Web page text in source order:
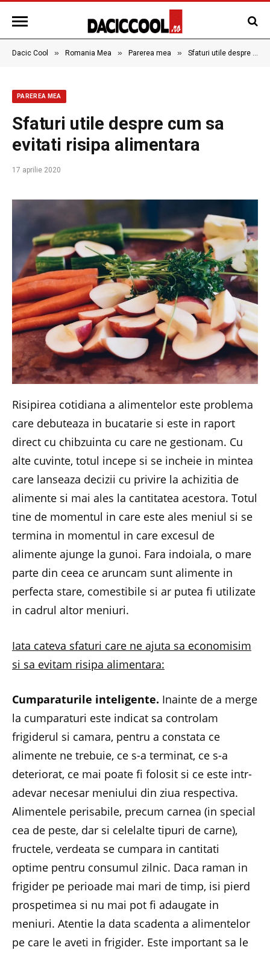
Dacic Cool » Romania Mea » Parerea mea » Sfaturi utile despre cum sa evitati risipa alimentara
PAREREA MEA
Sfaturi utile despre cum sa
evitati risipa alimentara
17 aprilie 2020
Risipirea cotidiana a alimentelor este problema
care debuteaza in bucatarie si este in raport
direct cu chibzuinta cu care ne gestionam. Cu
alte cuvinte, totul incepe si se incheie in mintea
care lanseaza decizii cu privire la achizitia de
alimente si mai ales la cantitatea acestora. Totul
tine de momentul in care este ales meniul si se
termina in momentul in care excesul de
alimente ajunge la gunoi. Fara indoiala, o mare
parte din ceea ce aruncam sunt alimente in
perfecta stare, comestibile si ar putea fi utilizate
in cadrul altor meniuri.
Iata cateva sfaturi care ne ajuta sa economisim
si sa evitam risipa alimentara:
Cumparaturile inteligente. Inainte de a merge
la cumparaturi este indicat sa controlam
frigiderul si camara, pentru a constata ce
alimente ne trebuie, ce s-a terminat, ce s-a
deteriorat, ce mai poate fi folosit si ce este intr-
adevar necesar meniului din ziua respectiva.
Alimentele perisabile, precum carnea (in special
cea de peste, dar si celelalte tipuri de carne),
fructele, verdeata se cumpara in cantitati
optime pentru consumul zilnic. Daca raman in
frigider pe perioade mai mari de timp, isi pierd
prospetimea si nu mai pot fi adaugate in
meniuri. Atentie la data scadenta a alimentelor
pe care le aveti in frigider. Este important sa le